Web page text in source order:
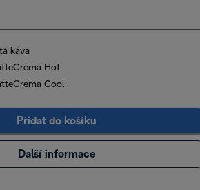
káva
Hot
Cool
Přidat do košíku
Další informace